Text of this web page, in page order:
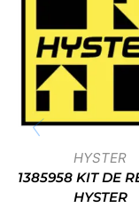
HYSTER
1385958 KIT DE
HYSTER